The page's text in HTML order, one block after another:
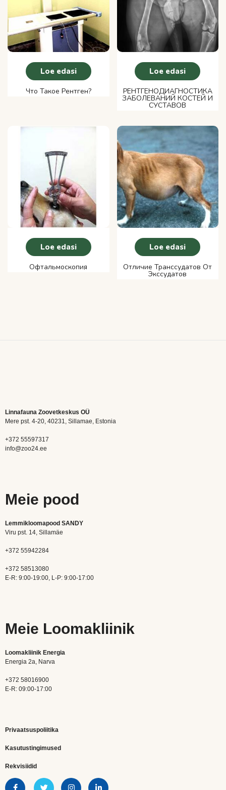
Loe edasi
Что Такое Рентген?
Loe edasi
РЕНТГЕНОДИАГНОСТИКА
ЗАБОЛЕВАНИЙ КОСТЕЙ И
СУСТАВОВ
Loe edasi
Офтальмоскопия
Loe edasi
Отличие Транссудатов От
Экссудатов
Linnafauna Zoovetkeskus OÜ
Mere pst. 4-20, 40231, Sillamae, Estonia
+372 55597317
info@zoo24.ee
Meie pood
Lemmikloomapood SANDY
Viru pst. 14, Sillamäe
+372 55942284
+372 58513080
E-R: 9:00-19:00, L-P: 9:00-17:00
Meie Loomakliinik
Loomakliinik Energia
Energia 2a, Narva
+372 58016900
E-R: 09:00-17:00
Privaatsuspoliitika
Kasutustingimused
Rekvisiidid